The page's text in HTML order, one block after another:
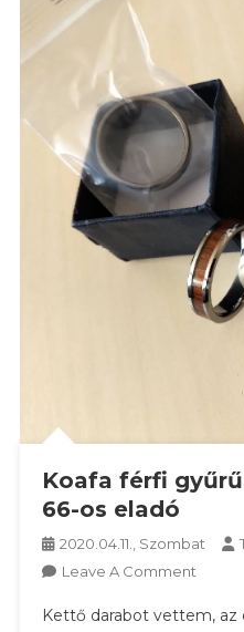
Koafa férfi
66-os eladó
2020.04.11., Szombat
Leave A Comment
Férfi
Kettő darabot vettem,